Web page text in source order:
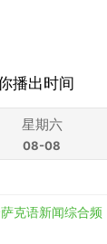
播出时间
星期六
08-08
克语新闻综合频